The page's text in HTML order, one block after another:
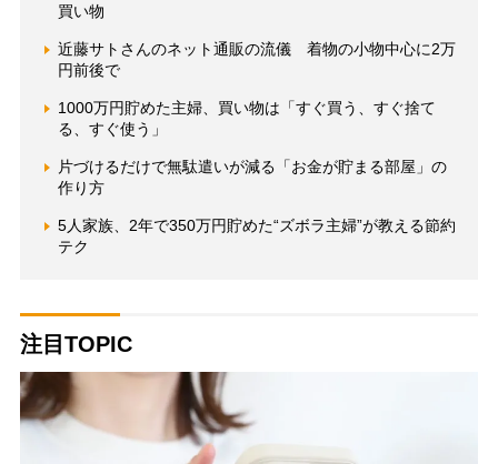
買い物
近藤サトさんのネット通販の流儀 着物の小物中心に2万
円前後で
1000万円貯めた主婦、買い物は「すぐ買う、すぐ捨て
る、すぐ使う」
片づけるだけで無駄遣いが減る「お金が貯まる部屋」の
作り方
5人家族、2年で350万円貯めた“ズボラ主婦”が教える節約
テク
注目TOPIC